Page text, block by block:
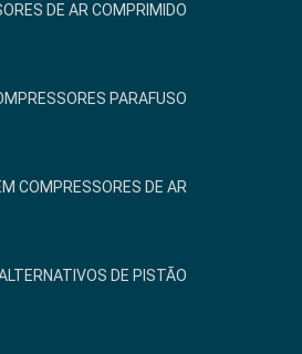
DE AR COMPRIMIDO
PARAFUSO
COMPRESSORES DE AR
DE PISTÃO